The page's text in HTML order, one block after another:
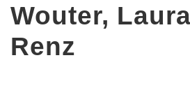
Wouter,
Renz